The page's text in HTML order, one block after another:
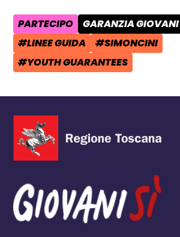
AREA TEMATICA:
PARTECIPO CATEGORIA POST:
GARANZIA GIOVANI
TAG:
#LINEE GUIDA TAG:
#SIMONCINI
TAG:
#YOUTH GUARANTEES